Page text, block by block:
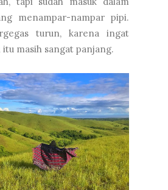
menampar-nampar pipi.
turun, karena ingat
masih sangat panjang.